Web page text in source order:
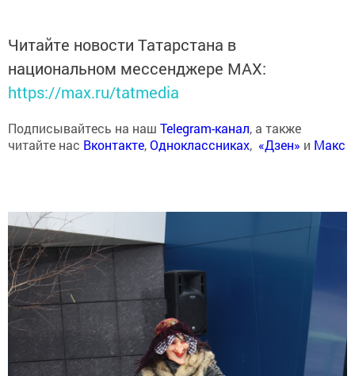
Читайте новости Татарстана в
национальном мессенджере MАХ:
https://max.ru/tatmedia
Подписывайтесь на наш Telegram-канал, а также
читайте нас Вконтакте,Одноклассниках, «Дзен» и Макс